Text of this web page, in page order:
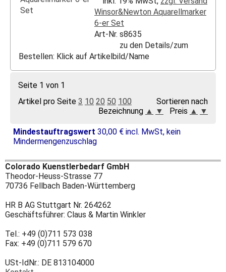
Winsor&Newton Aquarellmarker
6-er Set
Art-Nr. s8635
zu den Details/zum
Bestellen: Klick auf Artikelbild/Name
Seite 1 von 1
Artikel pro Seite 3 10 20 50 100
Sortieren nach
Bezeichnung ▲ ▼ Preis ▲ ▼
Mindestauftragswert 30,00 € incl. MwSt, kein
Mindermengenzuschlag
Colorado Kuenstlerbedarf GmbH
Theodor-Heuss-Strasse 77
70736 Fellbach Baden-Württemberg
HR B AG Stuttgart Nr. 264262
Geschäftsführer: Claus & Martin Winkler
Tel.: +49 (0)711 573 038
Fax: +49 (0)711 579 670
USt-IdNr.: DE 813104000